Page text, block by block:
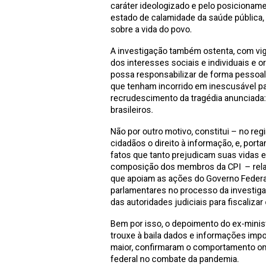
caráter ideologizado e pelo
estado de calamidade da saúde
sobre a vida do povo.
A investigação também ostenta, com
dos interesses sociais e individuais e
possa responsabilizar de forma
que tenham incorrido em inescusável
recrudescimento da tragédia
brasileiros.
Não por outro motivo, constitui – no
cidadãos o direito à informação, e,
fatos que tanto prejudicam suas vidas
composição dos membros da CPI –
que apoiam as ações do Governo
parlamentares no processo da
das autoridades judiciais para
Bem por isso, o depoimento do ex-
trouxe à baila dados e informações
maior, confirmaram o comportamento
federal no combate da pandemia.